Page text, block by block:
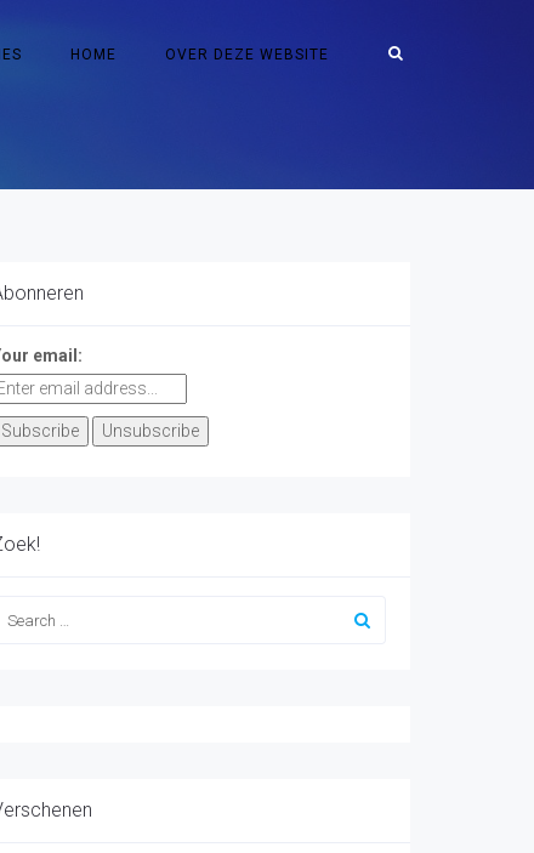
HOME OVER DEZE WEBSITE
email: